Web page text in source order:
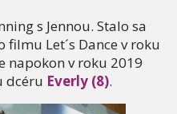
s Jennou. Stalo sa
Let´s Dance v roku
napokon v roku 2019
dcéru Everly (8).